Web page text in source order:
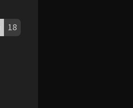
18